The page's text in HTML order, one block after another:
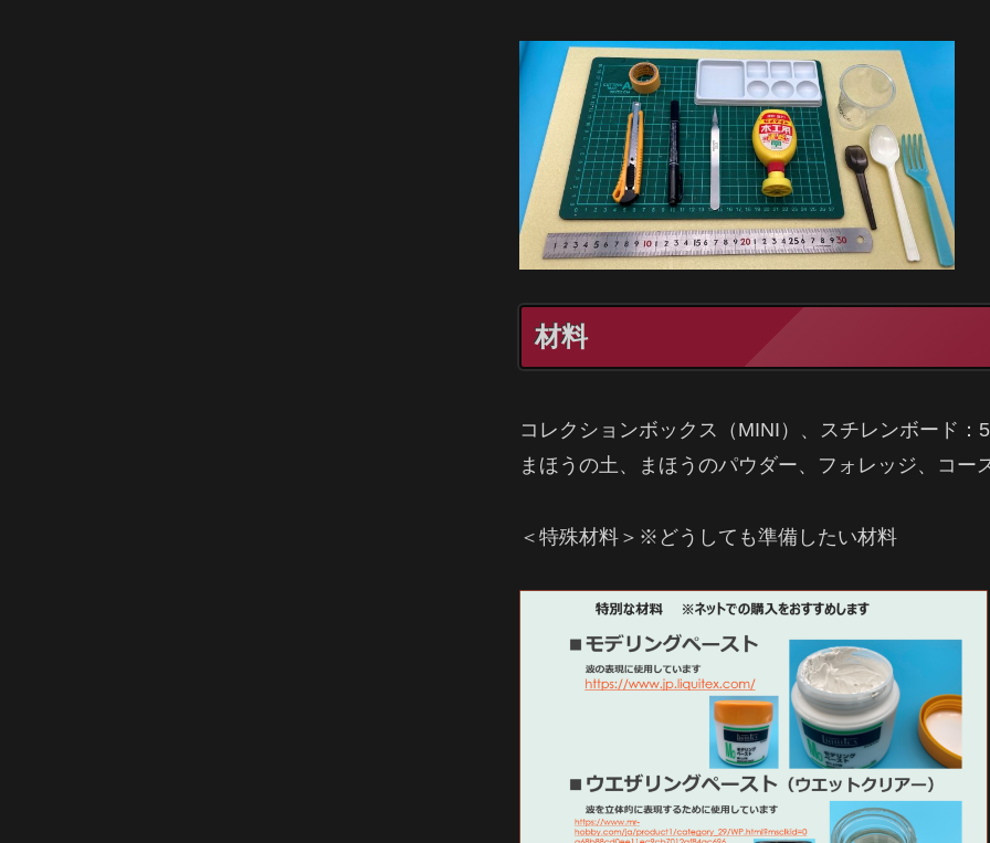
材料
コレクションボックス（MINI）、スチレンボード
まほうの土、まほうのパウダー、フォレッジ、コー
＜特殊材料＞※どうしても準備したい材料